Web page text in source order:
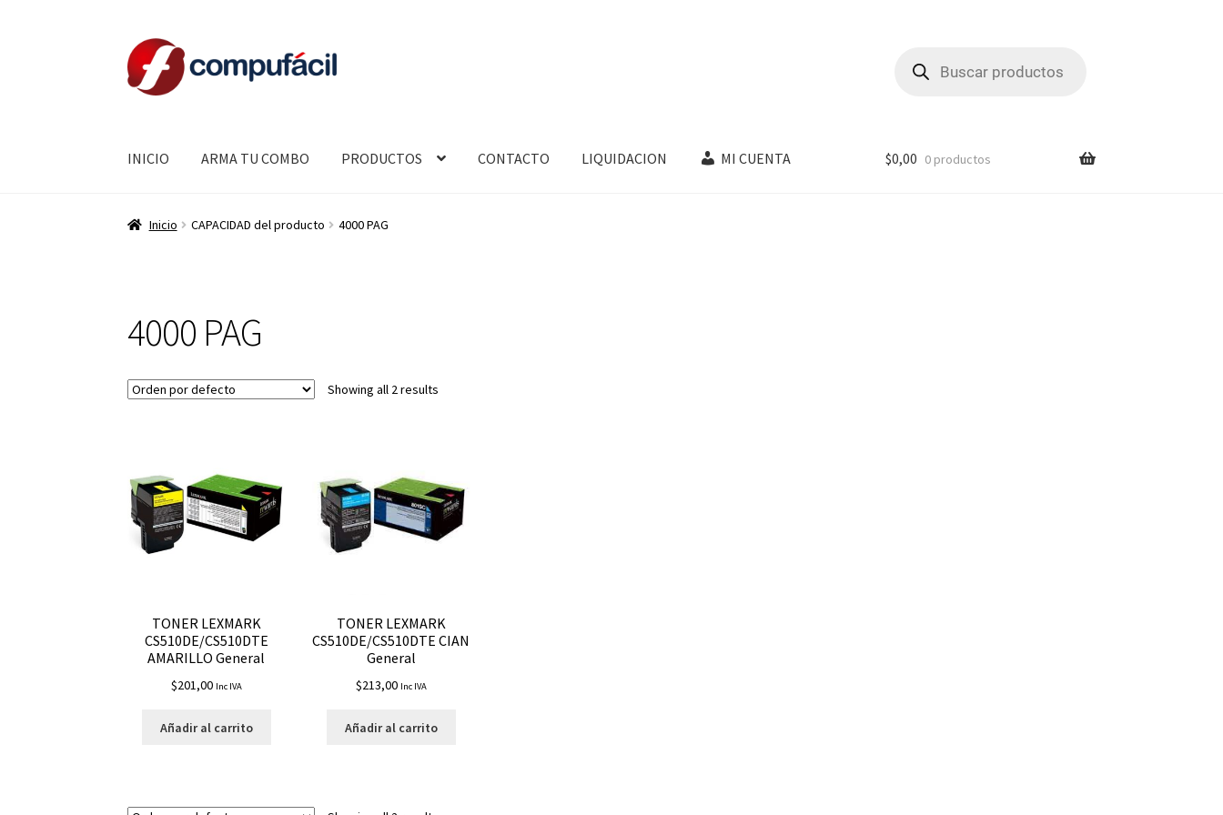
Ir
a
la
Ir
al
contenido
productos
INICIO ARMA TU COMBO PRODUCTOS CONTACTO LIQUIDACION MI CUENTA $0,00 0 productos
Inicio CAPACIDAD del producto 4000 PAG
4000 PAG
Showing all 2 results
TONER LEXMARK
CS510DE/CS510DTE
AMARILLO General
$201,00 Inc IVA
Añadir al carrito
TONER LEXMARK
CS510DE/CS510DTE CIAN
General
$213,00 Inc IVA
Añadir al carrito